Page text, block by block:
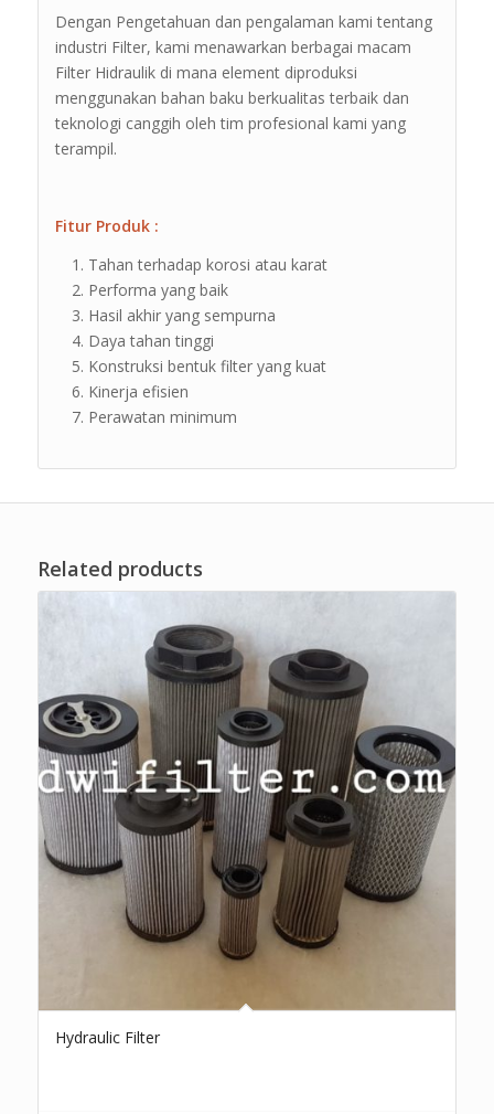
Dengan Pengetahuan dan pengalaman kami tentang
industri Filter, kami menawarkan berbagai macam
Filter Hidraulik di mana element diproduksi
menggunakan bahan baku berkualitas terbaik dan
teknologi canggih oleh tim profesional kami yang
terampil.
Fitur Produk :
Tahan terhadap korosi atau karat
Performa yang baik
Hasil akhir yang sempurna
Daya tahan tinggi
Konstruksi bentuk filter yang kuat
Kinerja efisien
Perawatan minimum
Related products
Hydraulic Filter